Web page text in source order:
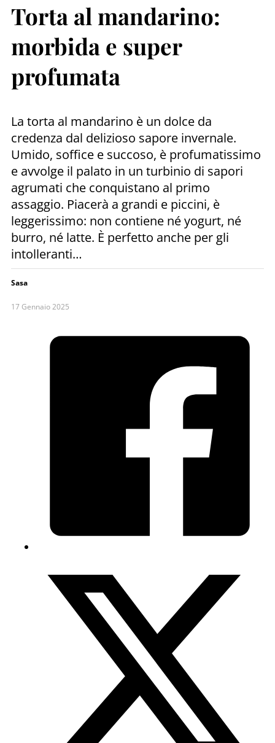
Torta al mandarino:
morbida e super
profumata
La torta al mandarino è un dolce da
credenza dal delizioso sapore invernale.
Umido, soffice e succoso, è profumatissimo
e avvolge il palato in un turbinio di sapori
agrumati che conquistano al primo
assaggio. Piacerà a grandi e piccini, è
leggerissimo: non contiene né yogurt, né
burro, né latte. È perfetto anche per gli
intolleranti…
Sasa
17 Gennaio 2025